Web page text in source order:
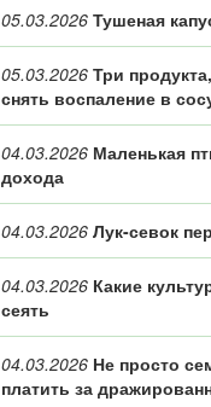
05.03.2026 Тушеная
05.03.2026 Три
снять воспаление в
04.03.2026 Маленькая
дохода
04.03.2026 Лук-севок
04.03.2026 Какие
сеять
04.03.2026 Не просто
платить за